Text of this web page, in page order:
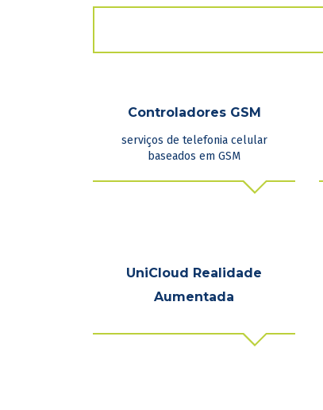
Controladores GSM
serviços de telefonia celular
baseados em GSM
UniCloud Realidade
Aumentada